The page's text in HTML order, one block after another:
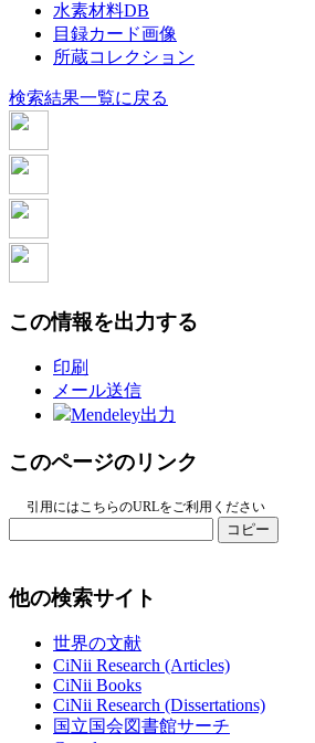
水素材料DB
目録カード画像
所蔵コレクション
検索結果一覧に戻る
この情報を出力する
印刷
メール送信
Mendeley出力
このページのリンク
引用にはこちらのURLをご利用ください
コピー
他の検索サイト
世界の文献
CiNii Research (Articles)
CiNii Books
CiNii Research (Dissertations)
国立国会図書館サーチ